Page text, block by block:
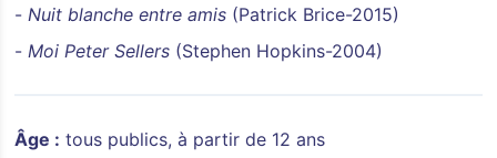
- Nuit blanche entre amis (Patrick Brice-2015)
-Moi Peter Sellers (Stephen Hopkins-2004)
Âge : tous publics, à partir de 12 ans